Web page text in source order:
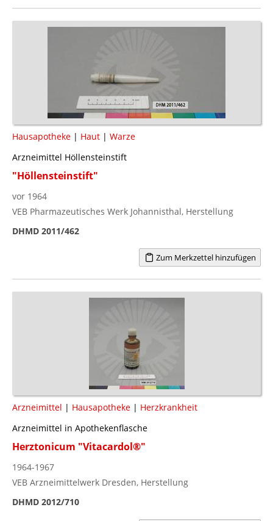
Hausapotheke | Haut | Warze
Arzneimittel Höllensteinstift
"Höllensteinstift"
vor 1964
VEB Pharmazeutisches Werk Johannisthal, Herstellung
DHMD 2011/462
Zum Merkzettel hinzufügen
Arzneimittel | Hausapotheke | Herzkrankheit
Arzneimittel in Apothekenflasche
Herztonicum "Vitacardol®"
1964-1967
VEB Arzneimittelwerk Dresden, Herstellung
DHMD 2012/710